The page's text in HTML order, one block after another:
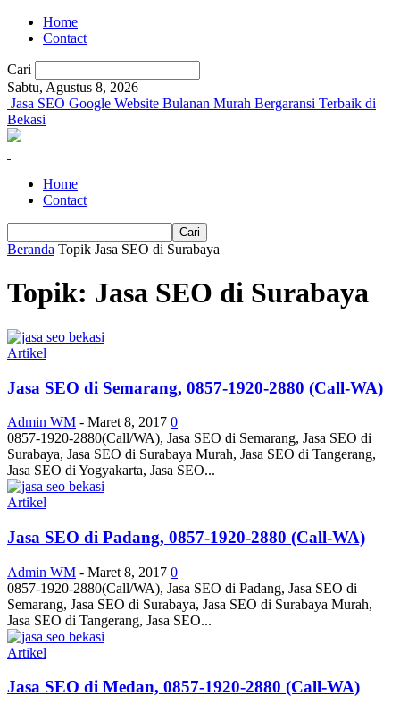
Home
Contact
Cari
Sabtu, Agustus 8, 2026
Jasa SEO Google Website Bulanan Murah Bergaransi Terbaik di
Bekasi
Home
Contact
Beranda Topik Jasa SEO di Surabaya
Topik: Jasa SEO di Surabaya
Artikel
Jasa SEO di Semarang, 0857-1920-2880 (Call-WA)
Admin WM - Maret 8, 2017 0
0857-1920-2880(Call/WA), Jasa SEO di Semarang, Jasa SEO di
Surabaya, Jasa SEO di Surabaya Murah, Jasa SEO di Tangerang,
Jasa SEO di Yogyakarta, Jasa SEO...
Artikel
Jasa SEO di Padang, 0857-1920-2880 (Call-WA)
Admin WM - Maret 8, 2017 0
0857-1920-2880(Call/WA), Jasa SEO di Padang, Jasa SEO di
Semarang, Jasa SEO di Surabaya, Jasa SEO di Surabaya Murah,
Jasa SEO di Tangerang, Jasa SEO...
Artikel
Jasa SEO di Medan, 0857-1920-2880 (Call-WA)